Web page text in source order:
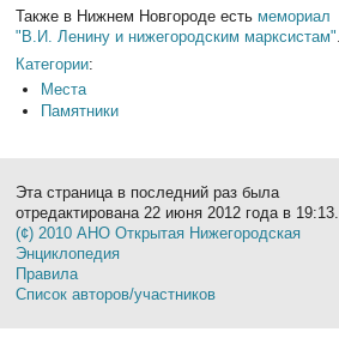
Также в Нижнем Новгороде есть мемориал
"В.И. Ленину и нижегородским марксистам"
Категории:
Места
Памятники
Эта страница в последний раз была
отредактирована 22 июня 2012 года в 19:13.
(¢) 2010 АНО Открытая Нижегородская
Энциклопедия
Правила
Список авторов/участников